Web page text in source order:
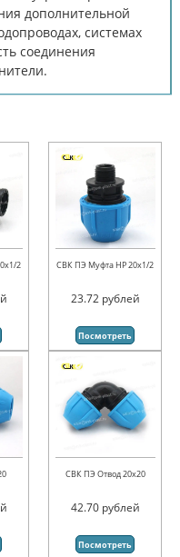
дополнительной
системах
соединения
2 СВК ПЭ Муфта НР 20х1/2
23.72 рублей
Посмотреть
СВК ПЭ Отвод 20х20
42.70 рублей
Посмотреть